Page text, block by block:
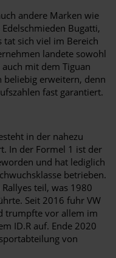
andere Marken wie
Bugatti,
tat sich viel im Bereich
landete sowohl
mit dem Tiguan
beliebig erweitern, denn
fast garantiert.
in der nahezu
In der Formel 1 ist der
und hat lediglich
betrieben.
teil, was 1980
Seit 2016 fuhr VW
trumpfte vor allem im
ID.R auf. Ende 2020
von